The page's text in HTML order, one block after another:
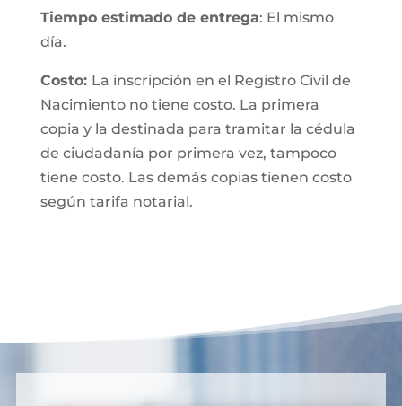
Tiempo estimado de entrega: El mismo
día.
Costo: La inscripción en el Registro Civil de
Nacimiento no tiene costo. La primera
copia y la destinada para tramitar la cédula
de ciudadanía por primera vez, tampoco
tiene costo. Las demás copias tienen costo
según tarifa notarial.